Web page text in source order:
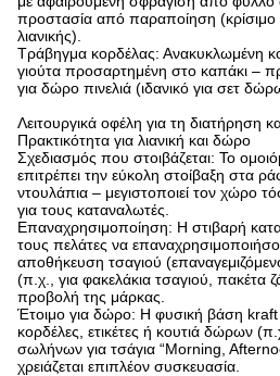
προστασία από παραποίηση (κρίσιμο
λιανικής).
Τράβηγμα κορδέλας: Ανακυκλωμένη
γιούτα προσαρτημένη στο καπάκι –
για δώρο πινελιά (ιδανικό για σετ
Λειτουργικά οφέλη για τη διατήρηση
Πρακτικότητα για λιανική και δώρο
Σχεδιασμός που στοιβάζεται: Το
επιτρέπει την εύκολη στοίβαξη στα
ντουλάπια – μεγιστοποιεί τον χώρο
για τους καταναλωτές.
Επαναχρησιμοποίηση: Η στιβαρή
τους πελάτες να
αποθήκευση τσαγιού
(π.χ., για φακελάκια τσαγιού, πακέτα
προβολή της μάρκας.
Έτοιμο για δώρο: Η φυσική βάση kraft
κορδέλες, ετικέτες ή κουτιά δώρων
σωλήνων για τσάγια “Morning,
χρειάζεται επιπλέον συσκευασία.